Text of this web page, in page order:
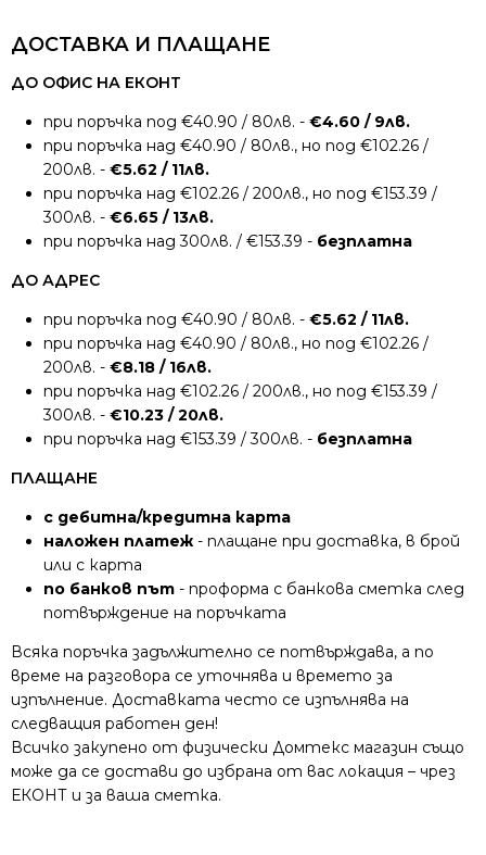
ДОСТАВКА И ПЛАЩАНЕ
ДО ОФИС НА ЕКОНТ
при поръчка под €40.90 / 80лв. - €4.60 / 9лв.
при поръчка над €40.90 / 80лв., но под €102.26 /
200лв. - €5.62 / 11лв.
при поръчка над €102.26 / 200лв., но под €153.39 /
300лв. - €6.65 / 13лв.
при поръчка над 300лв. / €153.39 - безплатна
ДО АДРЕС
при поръчка под €40.90 / 80лв. - €5.62 / 11лв.
при поръчка над €40.90 / 80лв., но под €102.26 /
200лв. - €8.18 / 16лв.
при поръчка над €102.26 / 200лв., но под €153.39 /
300лв. - €10.23 / 20лв.
при поръчка над €153.39 / 300лв. - безплатна
ПЛАЩАНЕ
с дебитна/кредитна карта
наложен платеж - плащане при доставка, в брой
или с карта
по банков път - проформа с банкова сметка след
потвърждение на поръчката
Всяка поръчка задължително се потвърждава, а по
време на разговора се уточнява и времето за
изпълнение. Доставката често се изпълнява на
следващия работен ден!
Всичко закупено от физически Домтекс магазин също
може да се достави до избрана от вас локация – чрез
ЕКОНТ и за ваша сметка.